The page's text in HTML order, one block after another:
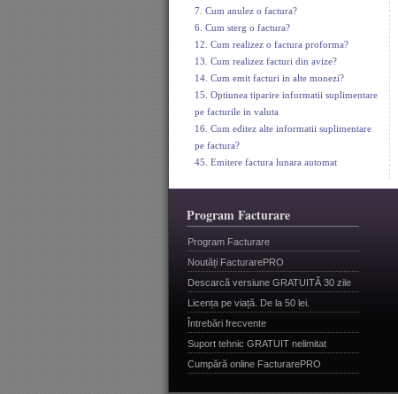
7. Cum anulez o factura?
6. Cum sterg o factura?
12. Cum realizez o factura proforma?
13. Cum realizez facturi din avize?
14. Cum emit facturi in alte monezi?
15. Optiunea tiparire informatii suplimentare
pe facturile in valuta
16. Cum editez alte informatii suplimentare
pe factura?
45. Emitere factura lunara automat
Program Facturare
Program Facturare
Noutăți FacturarePRO
Descarcă versiune GRATUITĂ 30 zile
Licența pe viață. De la 50 lei.
Întrebări frecvente
Suport tehnic GRATUIT nelimitat
Cumpără online FacturarePRO